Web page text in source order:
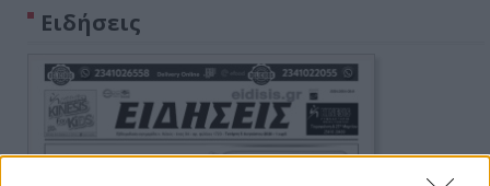
Ειδήσεις